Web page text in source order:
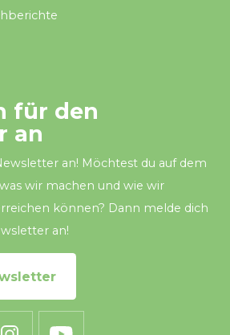
für den
an
an! Möchtest du auf dem
wir machen und wie wir
können? Dann melde dich
an!